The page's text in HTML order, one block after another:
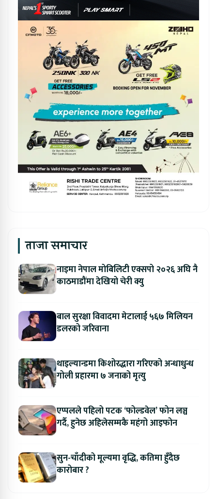
ताजा समाचार
नाइमा नेपाल मोबिलिटी एक्सपो २०२६ अघि नै
काठमाडौंमा देखियो चेरी क्यु
बाल सुरक्षा विवादमा मेटालाई ५६७ मिलियन
डलरको जरिवाना
थाइल्यान्डमा किशोरद्धारा गरिएको अन्धाधुन्ध
गोली प्रहारमा ७ जनाको मृत्यु
एप्पलले पहिलो पटक ‘फोल्डवेल’ फोन लञ्च
गर्दै, हुनेछ अहिलेसम्मकै महंगो आइफोन
सुन-चाँदीको मूल्यमा वृद्धि, कतिमा हुँदैछ
कारोबार ?